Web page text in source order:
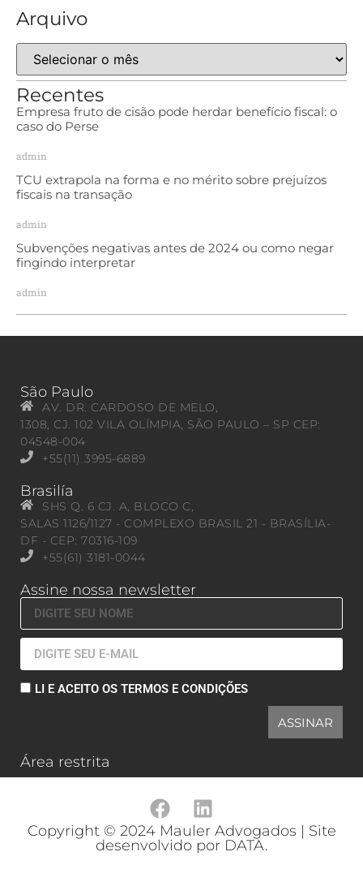
Arquivo
Recentes
Empresa fruto de cisão pode herdar benefício fiscal: o
caso do Perse
admin
TCU extrapola na forma e no mérito sobre prejuízos
fiscais na transação
admin
Subvenções negativas antes de 2024 ou como negar
fingindo interpretar
admin
São Paulo
AV. DR. CARDOSO DE MELO,
1308, CJ. 102 VILA OLÍMPIA, SÃO PAULO – SP CEP:
04548-004
+55(11) 3995-6889
Brasilía
SHS Q. 6 CJ. A, BLOCO C,
SALAS 1126/1127 - COMPLEXO BRASIL 21 - BRASÍLIA-
DF - CEP: 70316-109
+55(61) 3181-0044
Assine nossa newsletter
LI E ACEITO OS TERMOS E CONDIÇÕES
ASSINAR
Área restrita
Copyright © 2024 Mauler Advogados | Site
desenvolvido por DATA.